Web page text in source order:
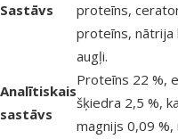
Sastāvs
proteīns,
proteīns, nātrija
augļi.
Analītiskais
sastāvs
Proteīns 22 %,
šķiedra 2,5 %,
magnijs 0,09 %,